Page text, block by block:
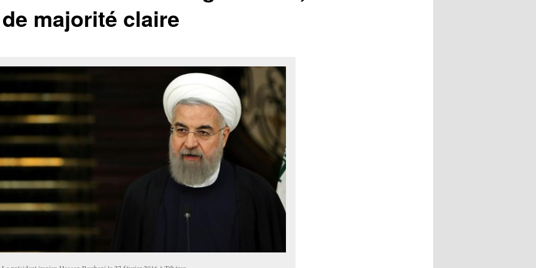
majorité claire